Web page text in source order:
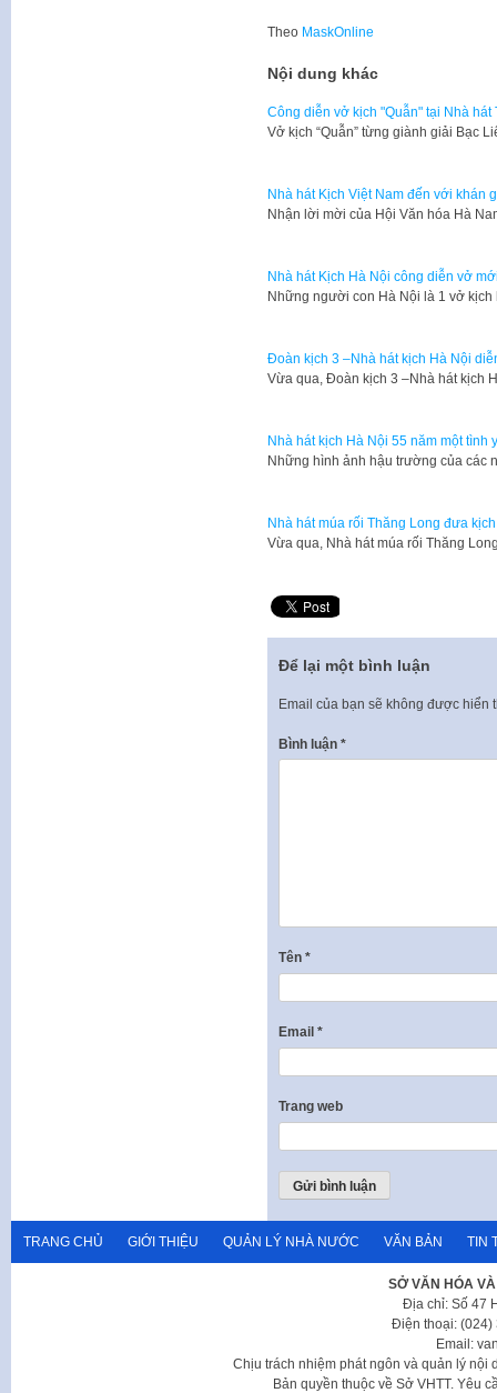
Theo MaskOnline
Nội dung khác
Công diễn vở kịch "Quẫn" tại Nhà hát
Vở kịch “Quẫn” từng giành giải Bạc
Nhà hát Kịch Việt Nam đến với khán
Nhận lời mời của Hội Văn hóa Hà
Nhà hát Kịch Hà Nội công diễn vở
Những người con Hà Nội là 1 vở
Đoàn kịch 3 –Nhà hát kịch Hà Nội
Vừa qua, Đoàn kịch 3 –Nhà hát kịch
Nhà hát kịch Hà Nội 55 năm một tình
Những hình ảnh hậu trường của các
Nhà hát múa rối Thăng Long đưa
Vừa qua, Nhà hát múa rối Thăng
Để lại một bình luận
Email của bạn sẽ không được hiển
Bình luận *
Tên *
Email *
Trang web
TRANG CHỦ GIỚI THIỆU QUẢN LÝ NHÀ NƯỚC VĂN BẢN TIN
SỞ VĂN HÓA
Địa chỉ: Số 47
Điện thoại: (024)
Email:
Chịu trách nhiệm phát ngôn và quản lý nội
Bản quyền thuộc về Sở VHTT. Yêu